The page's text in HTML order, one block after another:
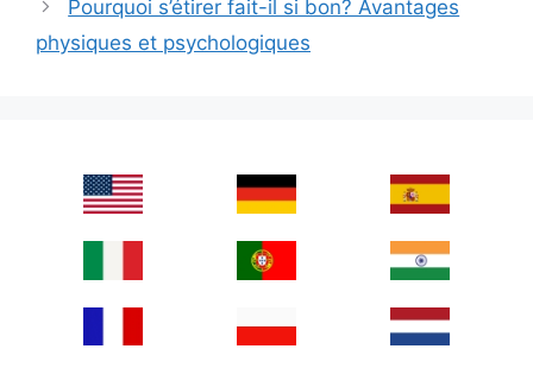
Pourquoi s’étirer fait-il si bon? Avantages
physiques et psychologiques